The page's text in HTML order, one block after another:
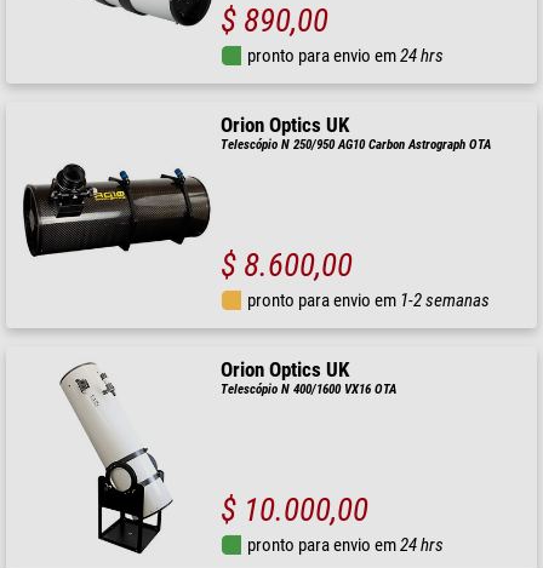
$ 890,00
pronto para envio em24 hrs
Orion Optics UK
Telescópio N 250/950 AG10 Carbon Astrograph OTA
$ 8.600,00
pronto para envio em 1-2 semanas
Orion Optics UK
Telescópio N 400/1600 VX16 OTA
$ 10.000,00
pronto para envio em24 hrs